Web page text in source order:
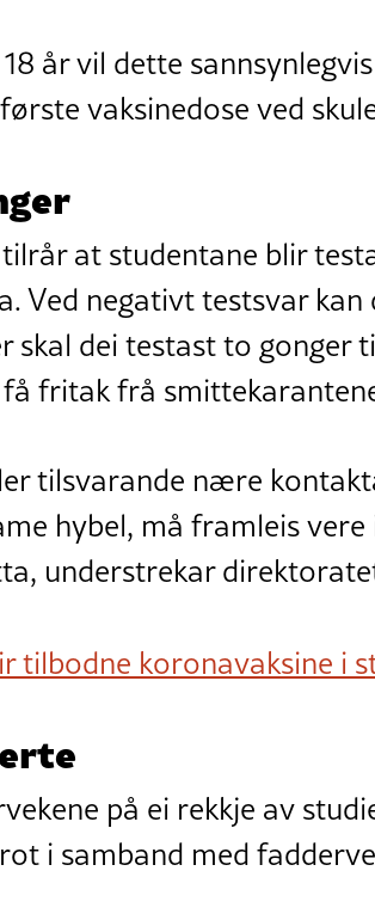
år vil dette
vaksinedose ved
at studentane blir
Ved negativt testsvar
skal dei testast to gonger
fritak frå
tilsvarande nære
hybel, må framleis
understrekar
tilbodne koronavaksine i
på ei rekkje av
i samband med